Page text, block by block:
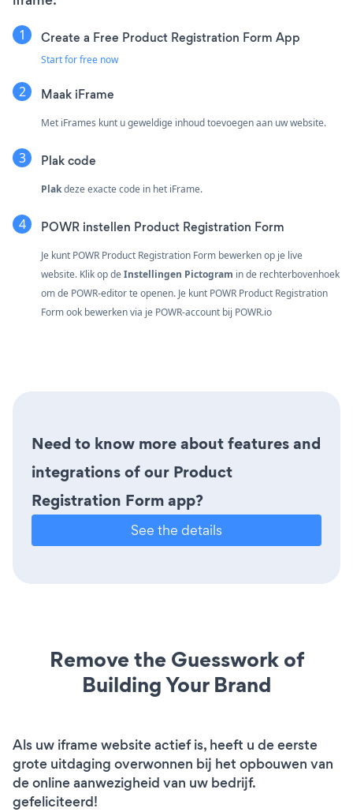
Create a Free Product Registration Form App
Start for free now
Maak iFrame
Met iFrames kunt u geweldige inhoud toevoegen aan uw website.
Plak code
Plakdeze exacte code in het iFrame.
POWR instellen Product Registration Form
Je kunt POWR Product Registration Form bewerken op je live
website. Klik op deInstellingen Pictogram in de rechterbovenhoek
om de POWR-editor te openen. Je kunt POWR Product Registration
Form ook bewerken via je POWR-account bij POWR.io
Need to know more about features and
integrations of our Product
Registration Form app?
See the details
Remove the Guesswork of
Building Your Brand
Als uw iframe website actief is, heeft u de eerste
grote uitdaging overwonnen bij het opbouwen van
de online aanwezigheid van uw bedrijf.
gefeliciteerd!